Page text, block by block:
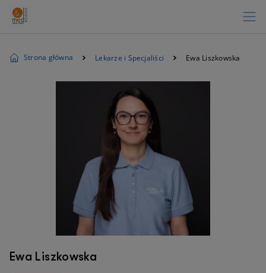
Strona główna Lekarze i Specjaliści Ewa Liszkowska
Ewa Liszkowska